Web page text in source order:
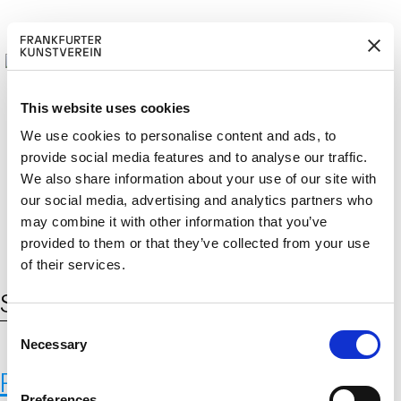
This website uses cookies
We use cookies to personalise content and ads, to
provide social media features and to analyse our traffic.
We also share information about your use of our site with
our social media, advertising and analytics partners who
may combine it with other information that you’ve
provided to them or that they’ve collected from your use
of their services.
C
s
Necessary
M
ITGLIED W
ERD
EN
Cerca: DE EN
Schlagwort:gifs
P2P, 2023